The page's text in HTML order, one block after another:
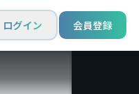
ログイン 会員登録